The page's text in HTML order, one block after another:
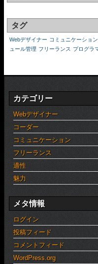
タグ
Webデザイナー コミュニケーション
ュール管理 フリーランス プログラ
カテゴリー
Webデザイナー
コーダー
コミュニケーション
フリーランス
適性
魅力
メタ情報
ログイン
投稿フィード
コメントフィード
WordPress.org